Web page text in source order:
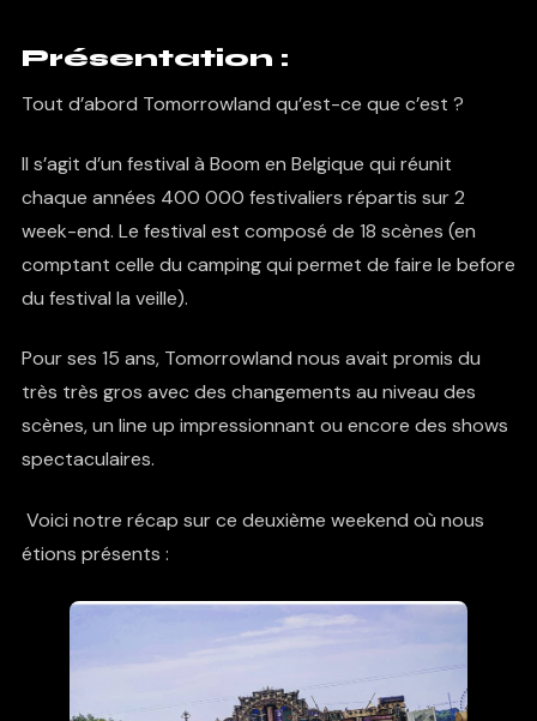
Présentation :
Tout d’abord Tomorrowland qu’est-ce que c’est ?
Il s’agit d’un festival à Boom en Belgique qui réunit
chaque années 400 000 festivaliers répartis sur 2
week-end. Le festival est composé de 18 scènes (en
comptant celle du camping qui permet de faire le before
du festival la veille).
Pour ses 15 ans, Tomorrowland nous avait promis du
très très gros avec des changements au niveau des
scènes, un line up impressionnant ou encore des shows
spectaculaires.
Voici notre récap sur ce deuxième weekend où nous
étions présents :